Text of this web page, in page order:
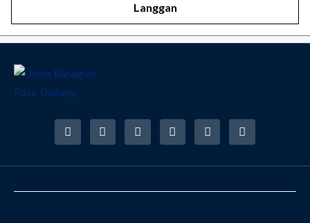
Langgan
F
a
c
b
o
I
n
s
a
r
T
w
i
t
r
Y
o
u
u
e
T
i
k
o
R
s
s